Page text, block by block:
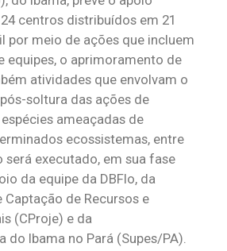
centros distribuídos em 21
por meio de ações que incluem
equipes, o aprimoramento de
atividades que envolvam o
soltura das ações de
ameaçadas de
ecossistemas, entre
será executado, em sua fase
da equipe da DBFlo, da
de Recursos e
(CProje) e da
do Ibama no Pará (Supes/PA).